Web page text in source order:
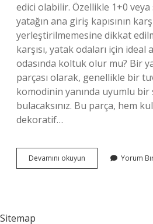
edici olabilir. Özellikle 1+0
yatağın ana giriş kapısının
yerleştirilmemesine dikkat
karşısı, yatak odaları için ideal
odasında koltuk olur mu? Bir
parçası olarak, genellikle bir
komodinin yanında uyumlu
bulacaksınız. Bu parça, hem
dekoratif…
Devamını okuyun
Odasında
Yorum
Sitemap